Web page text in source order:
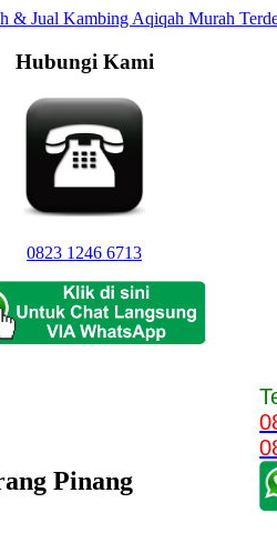
Hubungi Kami
0823 1246 6713
Pinang